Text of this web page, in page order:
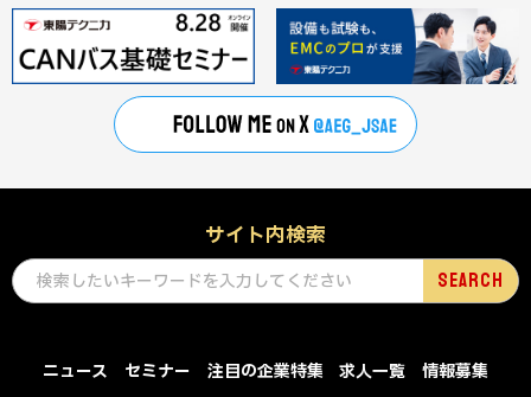
サイト内検索
ニュース セミナー 注目の企業特集 求人一覧
情報募集